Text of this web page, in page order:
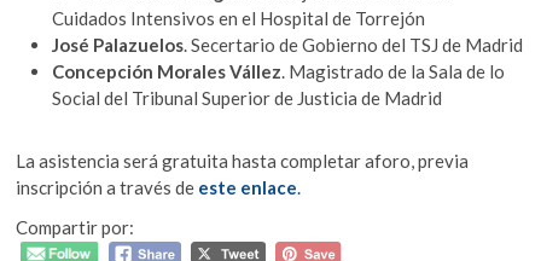
Cuidados Intensivos en el Hospital de Torrejón
José Palazuelos . Secertario de Gobierno del TSJ de Madrid
Concepción Morales Vállez . Magistrado de la Sala de lo
Social del Tribunal Superior de Justicia de Madrid
La asistencia será gratuita hasta completar aforo, previa
inscripción a través de este enlace
Compartir por: